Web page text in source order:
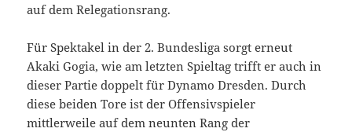
auf dem Relegationsrang.
Für Spektakel in der 2. Bundesliga sorgt erneut
Akaki Gogia, wie am letzten Spieltag trifft er auch in
dieser Partie doppelt für Dynamo Dresden. Durch
diese beiden Tore ist der Offensivspieler
mittlerweile auf dem neunten Rang der